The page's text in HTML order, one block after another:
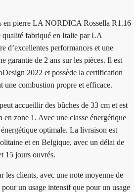
en pierre LA NORDICA Rossella R1.16
fabriqué en Italie par LA
performances et une
garantie de 2 ans sur les pièces. Il est
2022 et possède la certification
une combustion propre et efficace.
accueillir des bûches de 33 cm et est
en zone 1. Avec une classe énergétique
optimale. La livraison est
et en Belgique, avec un délai de
15 jours ouvrés.
les clients, avec une note moyenne de
un usage intensif que pour un usage